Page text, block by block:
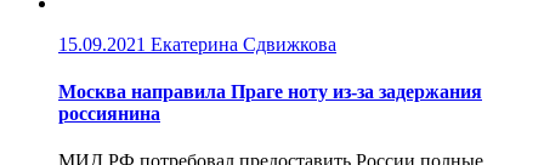
15.09.2021 Екатерина Сдвижкова
Москва направила Праге ноту из-за задержания
россиянина
МИД РФ потребовал предоставить России полные